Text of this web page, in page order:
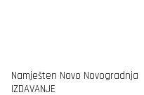
Namješten Novo Novogradnja
IZDAVANJE